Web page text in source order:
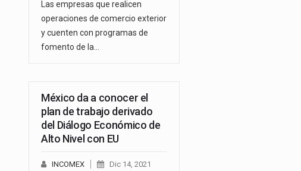
Las empresas que realicen
operaciones de comercio exterior
y cuenten con programas de
fomento de la…
México da a conocer el
plan de trabajo derivado
del Diálogo Económico de
Alto Nivel con EU
INCOMEX Dic 14, 2021